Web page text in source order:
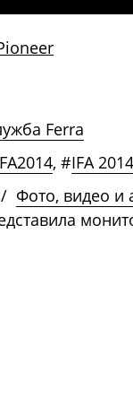
Ferra
, #IFA 2014
/ Фото, видео и